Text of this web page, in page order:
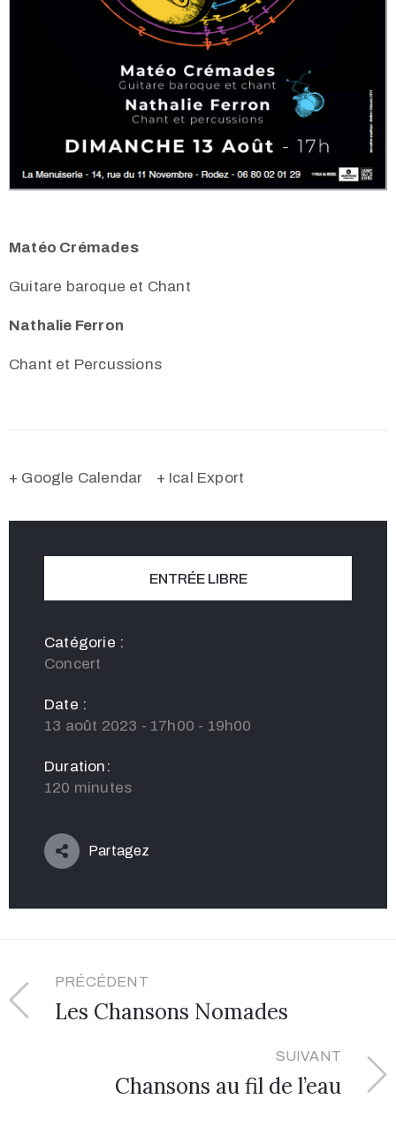
Matéo Crémades
Guitare baroque et Chant
Nathalie Ferron
Chant et Percussions
+ Google Calendar + Ical Export
ENTRÉE LIBRE
Catégorie :
Concert
Date :
13 août 2023 - 17h00 - 19h00
Duration:
120 minutes
Partagez
PRÉCÉDENT
Les Chansons Nomades
SUIVANT
Chansons au fil de l’eau